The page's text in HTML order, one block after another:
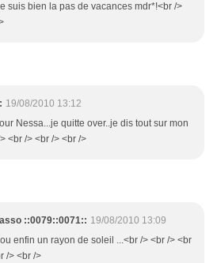
suis bien la pas de vacances mdr*!<br />
19/08/2010 13:12
Nessa...je quitte over..je dis tout sur mon
<br /> <br /> <br />
::0079::0071:: 19/08/2010 13:09
enfin un rayon de soleil ...<br /> <br /> <br
/> <br />